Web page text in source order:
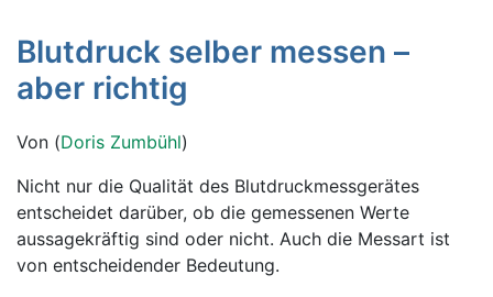
Symptome
Untersuchungen
Ratgeber
Rubriken
Blutdruck selber messen –
aber richtig
Von (Doris Zumbühl)
Nicht nur die Qualität des Blutdruckmessgerätes
entscheidet darüber, ob die gemessenen Werte
aussagekräftig sind oder nicht. Auch die Messart ist
von entscheidender Bedeutung.